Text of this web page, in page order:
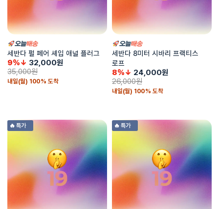
내일(월) 100% 도착
세반다 펄 페어 셰입 애널 플러그
9%↓ 32,000원
35,000원
내일(월) 100% 도착
세반다 8미터 시바리 프랙티스
로프
8%↓ 24,000원
26,000원
🔥 특가 🔥 특가